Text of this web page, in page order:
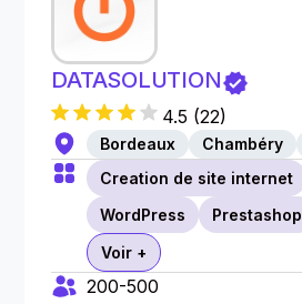
DATASOLUTION
4.5 (22)
Bordeaux Chambéry
Creation de site internet
WordPress
Prestashop
Voir +
200-500